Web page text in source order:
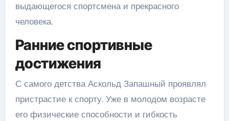
выдающегося спортсмена и прекрасного
человека.
Ранние спортивные
достижения
С самого детства Аскольд Запашный проявлял
пристрастие к спорту. Уже в молодом возрасте
его физические способности и гибкость